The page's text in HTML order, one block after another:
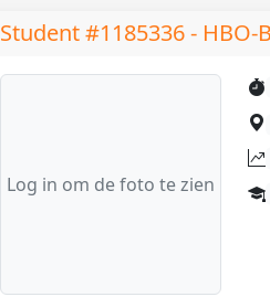
Student #1185336 -
Log in om de foto te zien